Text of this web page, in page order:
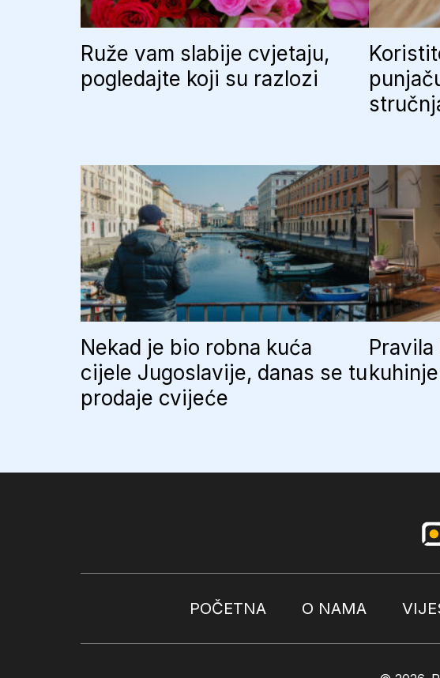
Ruže vam slabije cvjetaju,
pogledajte koji su razlozi
Nekad je bio robna kuća
cijele Jugoslavije, danas se tu
prodaje cvijeće
kuhinje
POČETNA O NAMA